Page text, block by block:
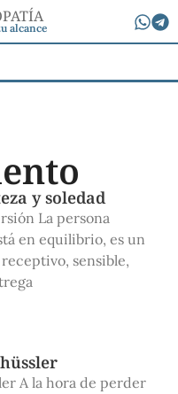
alcance
y soledad
La persona
en equilibrio, es un
sensible,
A la hora de perder